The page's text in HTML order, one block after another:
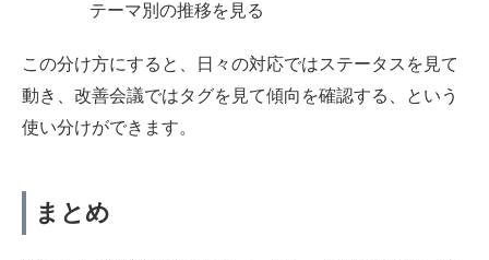
テーマ別の推移を見る
この分け方にすると、日々の対応ではステータスを見て
動き、改善会議ではタグを見て傾向を確認する、という
使い分けができます。
まとめ